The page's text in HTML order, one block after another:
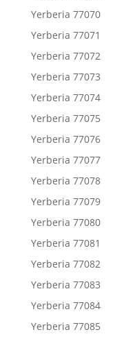
Yerberia 77070
Yerberia 77071
Yerberia 77072
Yerberia 77073
Yerberia 77074
Yerberia 77075
Yerberia 77076
Yerberia 77077
Yerberia 77078
Yerberia 77079
Yerberia 77080
Yerberia 77081
Yerberia 77082
Yerberia 77083
Yerberia 77084
Yerberia 77085